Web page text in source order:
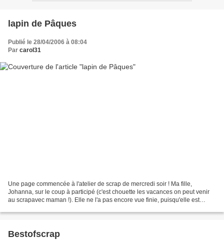
lapin de Pâques
Publié le 28/04/2006 à 08:04
Par carol31
Une page commencée à l'atelier de scrap de mercredi soir ! Ma fille,
Johanna, sur le coup à participé (c'est chouette les vacances on peut venir
au scrapavec maman !). Elle ne l'a pas encore vue finie, puisqu'elle est
Bestofscrap